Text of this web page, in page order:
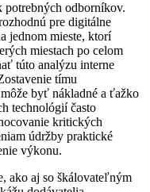
potrebných odborníkov.
pre digitálne
jednom mieste, ktorí
miestach po celom
túto analýzu interne
tímu
byť nákladné a ťažko
technológií často
kritických
údržby praktické
výkonu.
ako aj so škálovateľným